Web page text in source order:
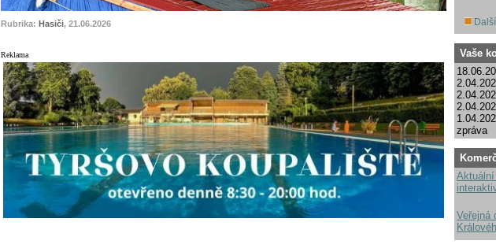
Rubrika: Hasiči, 21.06.2026
Reklama
Vaše
zpráva
Veřejná